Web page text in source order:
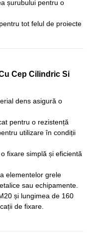
șurubului pentru o
tot felul de proiecte
Cep Cilindric Si
dens asigură o
pentru o rezistență
utilizare în condiții
fixare simplă și eficientă
elementelor grele
sau echipamente.
și lungimea de 160
de fixare.